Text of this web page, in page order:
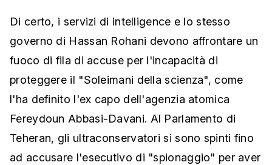
Di certo, i servizi di intelligence e lo stesso
governo di Hassan Rohani devono affrontare un
fuoco di fila di accuse per l'incapacità di
proteggere il "Soleimani della scienza", come
l'ha definito l'ex capo dell'agenzia atomica
Fereydoun Abbasi-Davani. Al Parlamento di
Teheran, gli ultraconservatori si sono spinti fino
ad accusare l'esecutivo di "spionaggio" per aver